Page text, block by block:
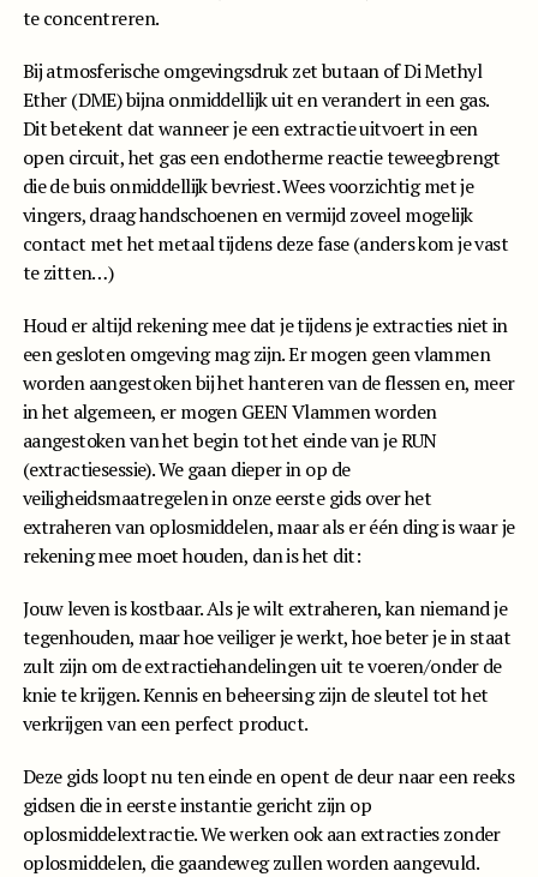
te concentreren.
Bij atmosferische omgevingsdruk zet butaan of Di Methyl
Ether (DME) bijna onmiddellijk uit en verandert in een gas.
Dit betekent dat wanneer je een extractie uitvoert in een
open circuit, het gas een endotherme reactie teweegbrengt
die de buis onmiddellijk bevriest. Wees voorzichtig met je
vingers, draag handschoenen en vermijd zoveel mogelijk
contact met het metaal tijdens deze fase (anders kom je vast
te zitten…)
Houd er altijd rekening mee dat je tijdens je extracties niet in
een gesloten omgeving mag zijn. Er mogen geen vlammen
worden aangestoken bij het hanteren van de flessen en, meer
in het algemeen, er mogen GEEN Vlammen worden
aangestoken van het begin tot het einde van je RUN
(extractiesessie). We gaan dieper in op de
veiligheidsmaatregelen in onze eerste gids over het
extraheren van oplosmiddelen, maar als er één ding is waar je
rekening mee moet houden, dan is het dit:
Jouw leven is kostbaar. Als je wilt extraheren, kan niemand je
tegenhouden, maar hoe veiliger je werkt, hoe beter je in staat
zult zijn om de extractiehandelingen uit te voeren/onder de
knie te krijgen. Kennis en beheersing zijn de sleutel tot het
verkrijgen van een perfect product.
Deze gids loopt nu ten einde en opent de deur naar een reeks
gidsen die in eerste instantie gericht zijn op
oplosmiddelextractie. We werken ook aan extracties zonder
oplosmiddelen, die gaandeweg zullen worden aangevuld.